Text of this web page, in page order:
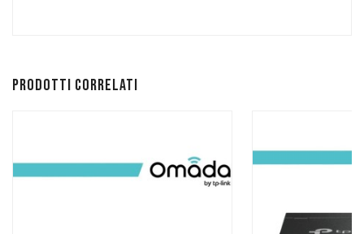
Prodotti correlati